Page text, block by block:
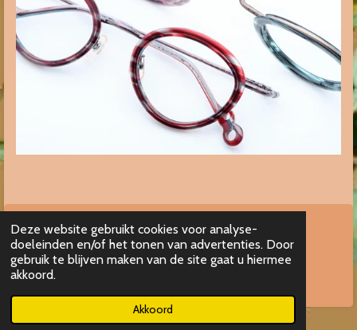
Deze website gebruikt cookies voor analyse-
doeleinden en/of het tonen van advertenties. Door
gebruik te blijven maken van de site gaat u hiermee
akkoord.
Akkoord
© 2026 www.ekelhoff.nl